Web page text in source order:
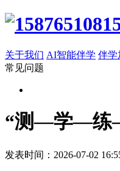
关于我们 AI智能伴学 伴学
常见问题
“测—学—练
发表时间：2026-07-02